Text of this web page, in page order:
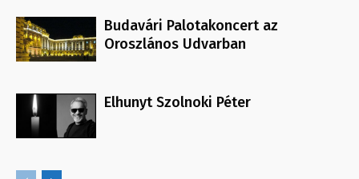
Budavári Palotakoncert az
Oroszlános Udvarban
Elhunyt Szolnoki Péter